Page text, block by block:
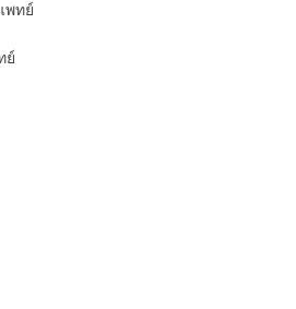
พทย์
ย์